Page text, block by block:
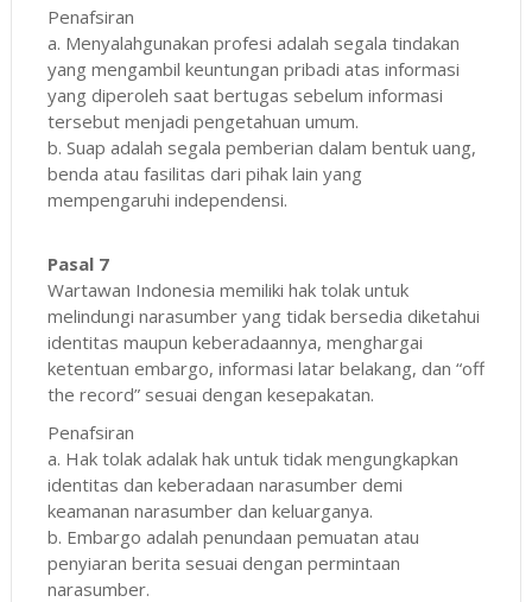
Penafsiran
a. Menyalahgunakan profesi adalah segala tindakan
yang mengambil keuntungan pribadi atas informasi
yang diperoleh saat bertugas sebelum informasi
tersebut menjadi pengetahuan umum.
b. Suap adalah segala pemberian dalam bentuk uang,
benda atau fasilitas dari pihak lain yang
mempengaruhi independensi.
Pasal 7
Wartawan Indonesia memiliki hak tolak untuk
melindungi narasumber yang tidak bersedia diketahui
identitas maupun keberadaannya, menghargai
ketentuan embargo, informasi latar belakang, dan “off
the record” sesuai dengan kesepakatan.
Penafsiran
a. Hak tolak adalak hak untuk tidak mengungkapkan
identitas dan keberadaan narasumber demi
keamanan narasumber dan keluarganya.
b. Embargo adalah penundaan pemuatan atau
penyiaran berita sesuai dengan permintaan
narasumber.